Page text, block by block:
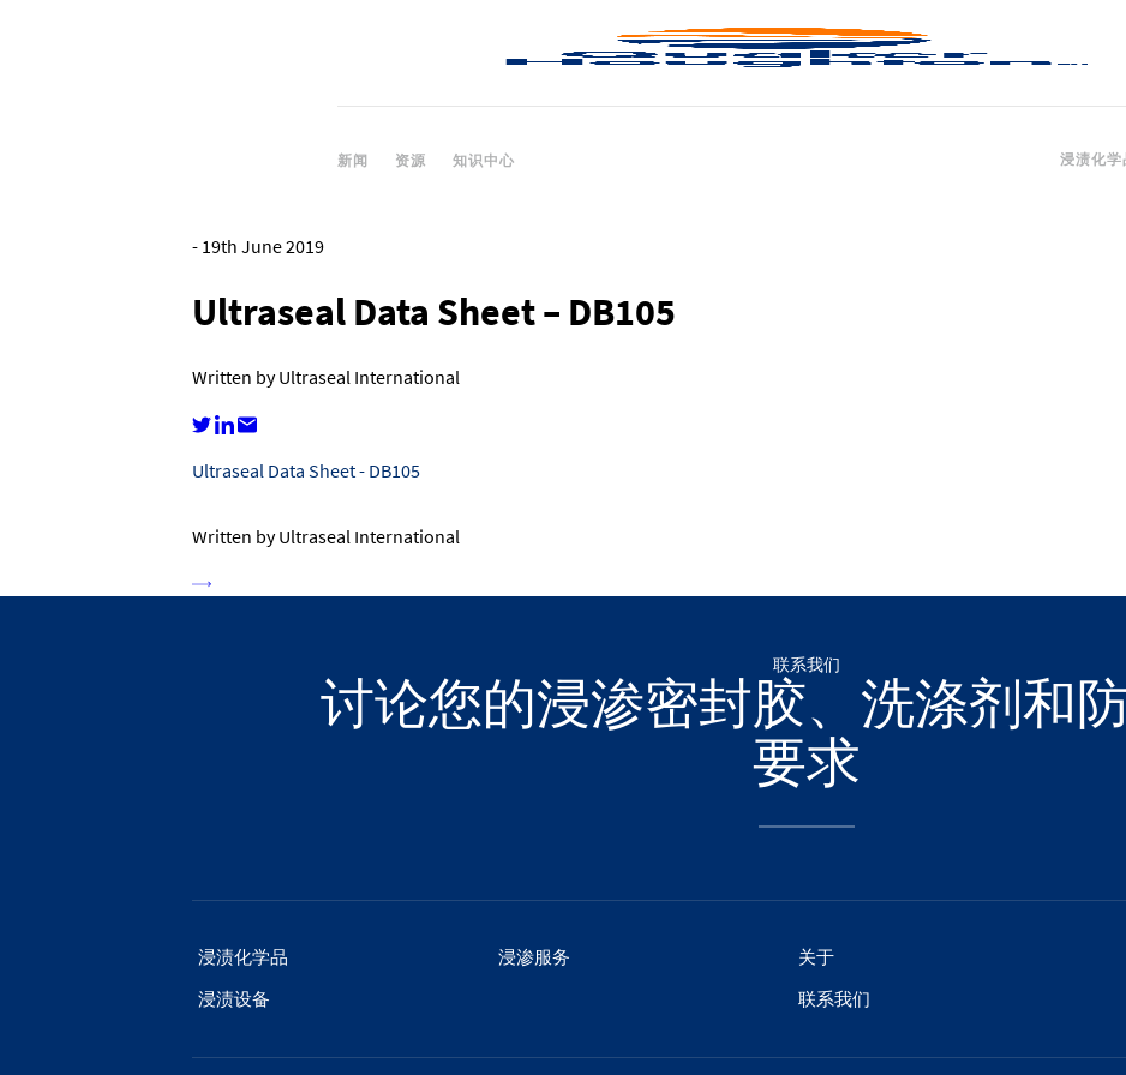
浸渍化学
新闻 资源 知识中心
-19th June 2019
Ultraseal Data Sheet – DB105
Written by Ultraseal International
Ultraseal Data Sheet - DB105
Written by Ultraseal International
联系我们
讨论您的浸渗密封胶、洗涤剂和
要求
浸渍化学品
浸渍设备
浸渗服务
关于
联系我们